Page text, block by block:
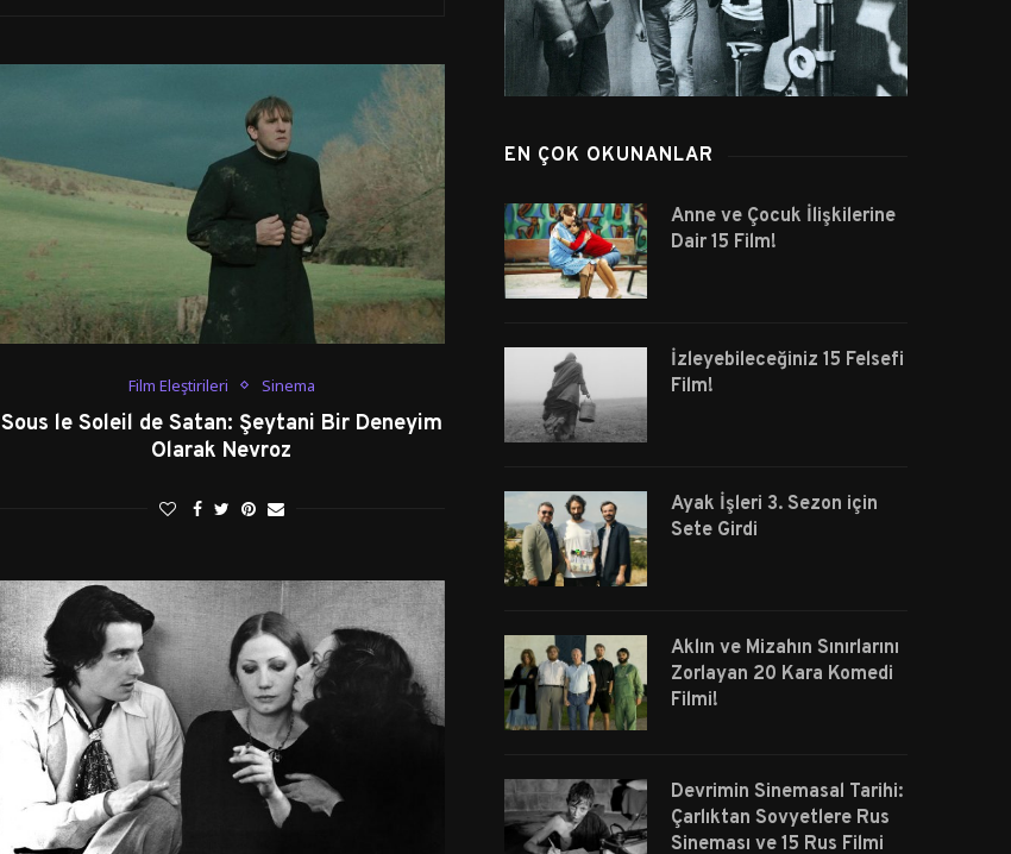
Film Eleştirileri Sinema
Sous le Soleil de Satan: Şeytani Bir Deneyim
Olarak Nevroz
EN ÇOK OKUNANLAR
Anne ve Çocuk İlişkilerine
Dair 15 Film!
İzleyebileceğiniz 15 Felsefi
Film!
Ayak İşleri 3. Sezon için
Sete Girdi
Aklın ve Mizahın Sınırlarını
Zorlayan 20 Kara Komedi
Filmi!
Devrimin Sinemasal Tarihi:
Çarlıktan Sovyetlere Rus
Sineması ve 15 Rus Filmi